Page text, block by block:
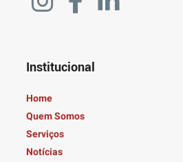
Institucional
Home
Quem Somos
Serviços
Notícias